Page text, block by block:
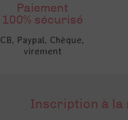
Paiement
100% sécurisé
CB, Paypal, Chèque,
virement
Inscription à la